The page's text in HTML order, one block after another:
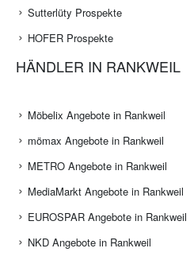
Sutterlüty Prospekte
HOFER Prospekte
HÄNDLER IN RANKWEIL
Möbelix Angebote in Rankweil
mömax Angebote in Rankweil
METRO Angebote in Rankweil
MediaMarkt Angebote in Rankweil
EUROSPAR Angebote in Rankweil
NKD Angebote in Rankweil